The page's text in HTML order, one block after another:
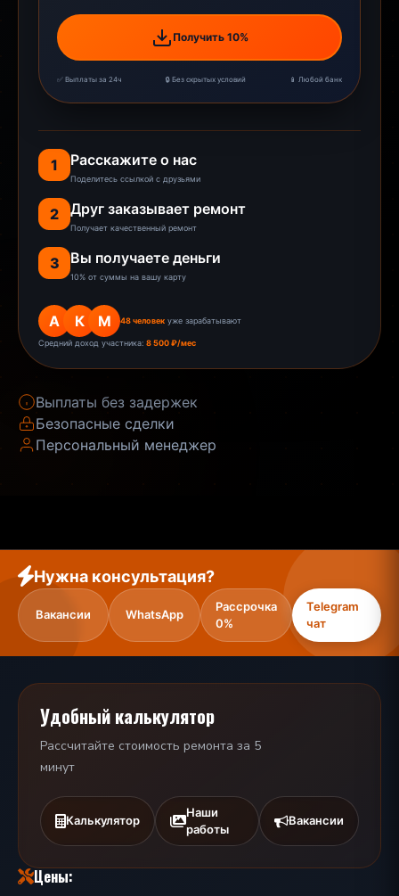
Получить 10%
✅ Выплаты за 24ч 🔒 Без скрытых условий 📱 Любой банк
1 Расскажите о нас
Поделитесь ссылкой с друзьями
2 Друг заказывает ремонт
Получает качественный ремонт
3 Вы получаете деньги
10% от суммы на вашу карту
А К М 48 человек уже зарабатывают
Средний доход участника:8 500 ₽/мес
Выплаты без задержек
Безопасные сделки
Персональный менеджер
Нужна консультация?
Вакансии WhatsApp
Рассрочка
0%
Telegram
чат
Удобный калькулятор
Рассчитайте стоимость ремонта за 5
минут
Калькулятор
Наши
работы
Вакансии
Цены: